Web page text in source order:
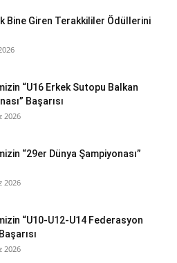
Bine Giren Terakkililer Ödüllerini
“U16 Erkek Sutopu Balkan
Başarısı
2026
“29er Dünya Şampiyonası”
2026
“U10-U12-U14 Federasyon
2026